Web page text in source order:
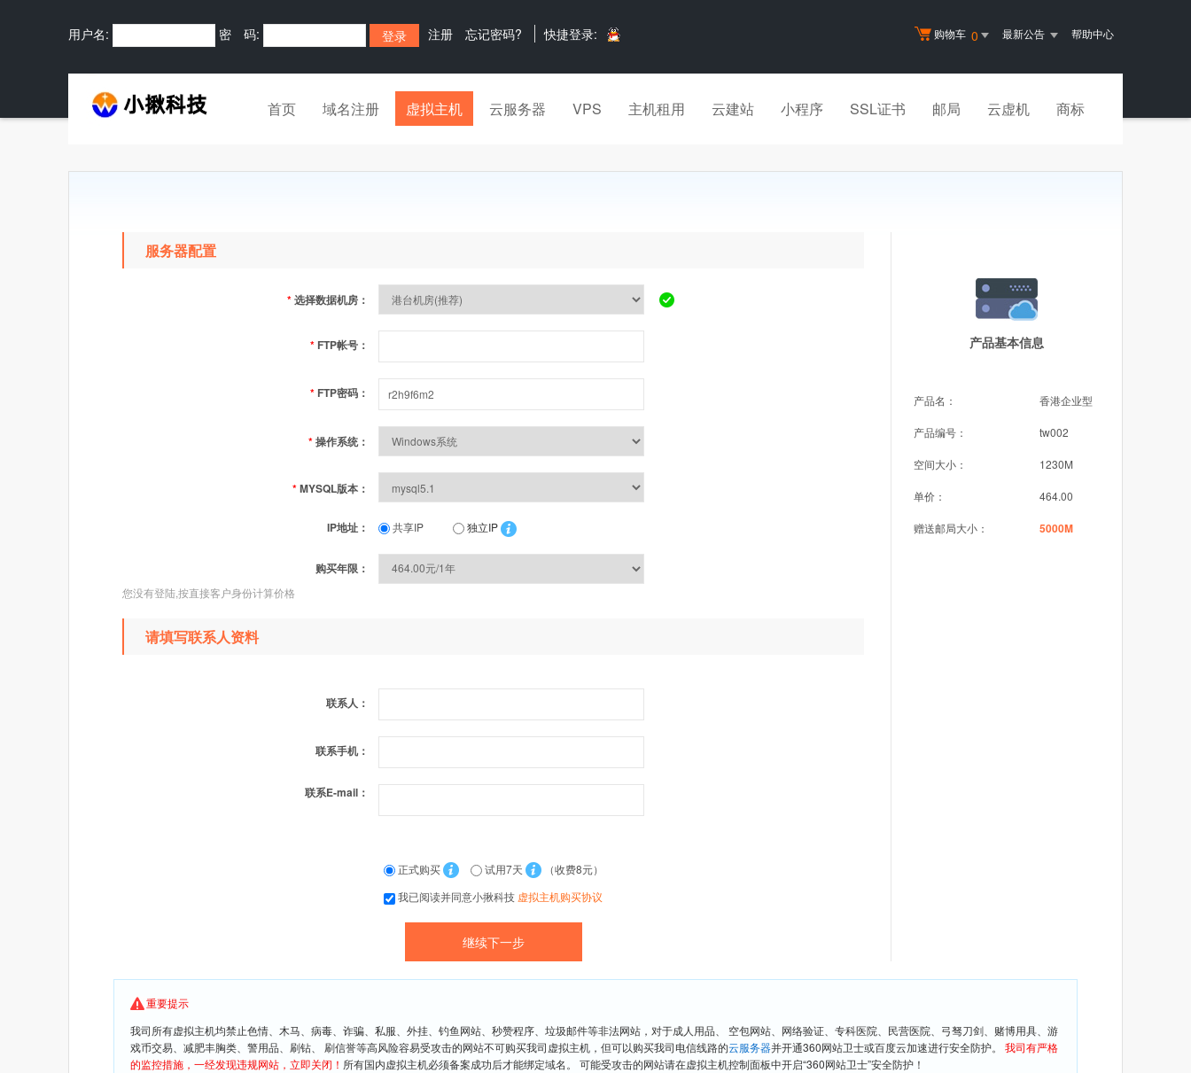
购物车 0 最新公告 帮助中心
用户名: 密 码: 注册 忘记密码? 快捷登录:
首页 域名注册 虚拟主机 云服务器 VPS 主机租用 云建站 小程序 SSL证书 邮局 云虚机 商标
产品基本信息
产品名： 香港企业型
产品编号： tw002
空间大小： 1230M
单价： 464.00
赠送邮局大小： 5000M
服务器配置
*选择数据机房：
* FTP帐号：
* FTP密码：
*操作系统：
*MYSQL版本：
IP地址： 共享IP 独立IP
购买年限：
您没有登陆,按直接客户身份计算价格
请填写联系人资料
联系人：
联系手机：
联系E-mail：
正式购买 试用7天
（收费8元）
我已阅读并同意小揪科技 虚拟主机购买协议
重要提示
我司所有虚拟主机均禁止色情、木马、病毒、诈骗、私服、外挂、钓鱼网站、秒赞程序、垃圾邮件等非法网站，对于成人用品、 空包网站、网络验证、专科医院、民营医院、弓驽刀剑、赌博用具、游
戏币交易、减肥丰胸类、警用品、刷钻、 刷信誉等高风险容易受攻击的网站不可购买我司虚拟主机，但可以购买我司电信线路的云服务器并开通360网站卫士或百度云加速进行安全防护。 我司有严格
的监控措施，一经发现违规网站，立即关闭！ 所有国内虚拟主机必须备案成功后才能绑定域名。 可能受攻击的网站请在虚拟主机控制面板中开启“360网站卫士”安全防护！